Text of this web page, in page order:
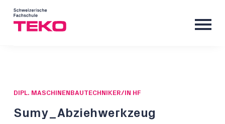
DIPL. MASCHINENBAUTECHNIKER/IN HF
Sumy_Abziehwerkzeug